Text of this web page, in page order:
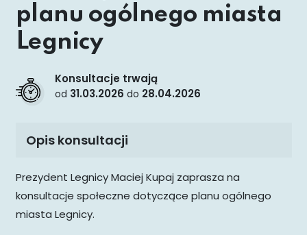
planu ogólnego miasta
Legnicy
Konsultacje trwają
od 31.03.2026 do 28.04.2026
Opis konsultacji
Prezydent Legnicy Maciej Kupaj zaprasza na
konsultacje społeczne dotyczące planu ogólnego
miasta Legnicy.